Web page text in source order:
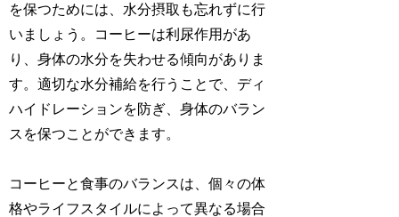
を保つためには、水分摂取も忘れずに行
いましょう。コーヒーは利尿作用があ
り、身体の水分を失わせる傾向がありま
す。適切な水分補給を行うことで、ディ
ハイドレーションを防ぎ、身体のバラン
スを保つことができます。
コーヒーと食事のバランスは、個々の体
格やライフスタイルによって異なる場合